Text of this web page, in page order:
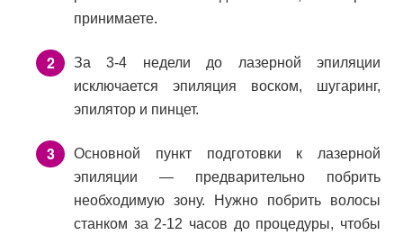
принимаете.
За 3-4 недели до лазерной эпиляции
исключается эпиляция воском, шугаринг,
эпилятор и пинцет.
Основной пункт подготовки к лазерной
эпиляции — предварительно побрить
необходимую зону. Нужно побрить волосы
станком за 2-12 часов до процедуры, чтобы